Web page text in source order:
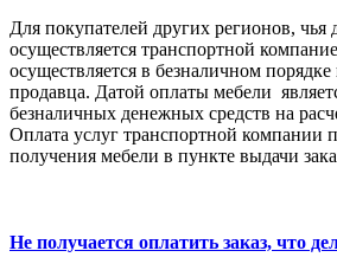
Для покупателей других регионов, чья
осуществляется транспортной
осуществляется в безналичном
продавца. Датой оплаты мебели
безналичных денежных средств на
Оплата услуг транспортной компании
получения мебели в пункте выдачи
Не получается оплатить заказ, что